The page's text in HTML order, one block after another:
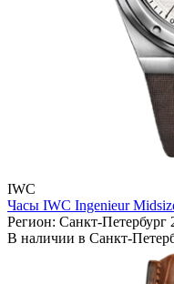
IWC
Часы IWC Ingenieur
Регион: Санкт-Петербург
В наличии в Санкт-